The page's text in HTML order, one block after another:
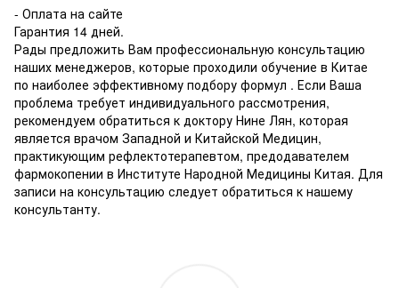
- Оплата на сайте
Гарантия 14 дней.
Рады предложить Вам профессиональную консультацию
наших менеджеров, которые проходили обучение в Китае
по наиболее эффективному подбору формул . Если Ваша
проблема требует индивидуального рассмотрения,
рекомендуем обратиться к доктору Нине Лян, которая
является врачом Западной и Китайской Медицин,
практикующим рефлектотерапевтом, предодавателем
фармокопении в Институте Народной Медицины Китая. Для
записи на консультацию следует обратиться к нашему
консультанту.